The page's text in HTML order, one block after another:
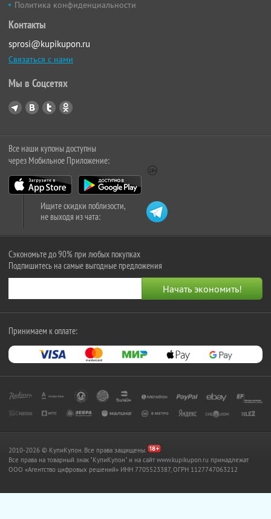
Политика конфиденциальности
Контакты
sprosi@kupikupon.ru
Связаться с нами
Мы в Соцсетях
Все наши купоны доступны
через Мобильное Приложение:
Ищите скидки поблизости,
не выходя из чата:
Сэкономьте до 90% при любых покупках
Подпишитесь на самые выгодные предложения
Принимаем к оплате:
2010-2026 © КупиКупон. Все права защищены.
Все права на товарный знак "КупиКупон" и на сайт www.kupikupon.ru принадлежат
OOO «Агентство цифровых решений» ИНН 7705523387, ОГРН 1127747063212